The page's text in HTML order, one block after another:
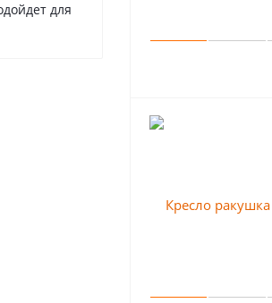
для